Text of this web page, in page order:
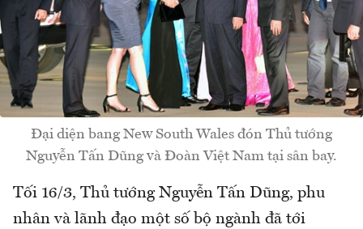
Đại diện bang New South Wales đón Thủ tướng
Nguyễn Tấn Dũng và Đoàn Việt Nam tại sân bay.
Tối 16/3, Thủ tướng Nguyễn Tấn Dũng, phu
nhân và lãnh đạo một số bộ ngành đã tới